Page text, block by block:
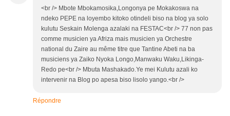
<br /> Mbote Mbokamosika,Longonya pe Mokakoswa na
ndeko PEPE na loyembo kitoko otindeli biso na blog ya solo
kulutu Seskain Molenga azalaki na FESTAC<br /> 77 non pas
comme musicien ya Afriza mais musicien ya Orchestre
national du Zaire au même titre que Tantine Abeti na ba
musiciens ya Zaiko Nyoka Longo,Manwaku Waku,Likinga-
Redo pe<br /> Mbuta Mashakado.Ye mei Kulutu azali ko
intervenir na Blog po apesa biso lisolo yango.<br />
Répondre